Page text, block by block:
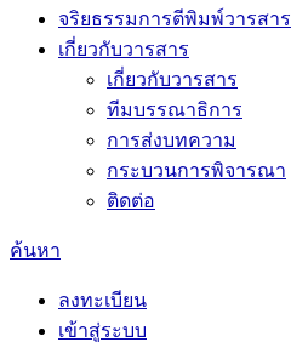
จริยธรรมการตีพิมพ์วารสาร
เกี่ยวกับวารสาร
เกี่ยวกับวารสาร
ทีมบรรณาธิการ
การส่งบทความ
กระบวนการพิจารณา
ติดต่อ
ค้นหา
ลงทะเบียน
เข้าสู่ระบบ